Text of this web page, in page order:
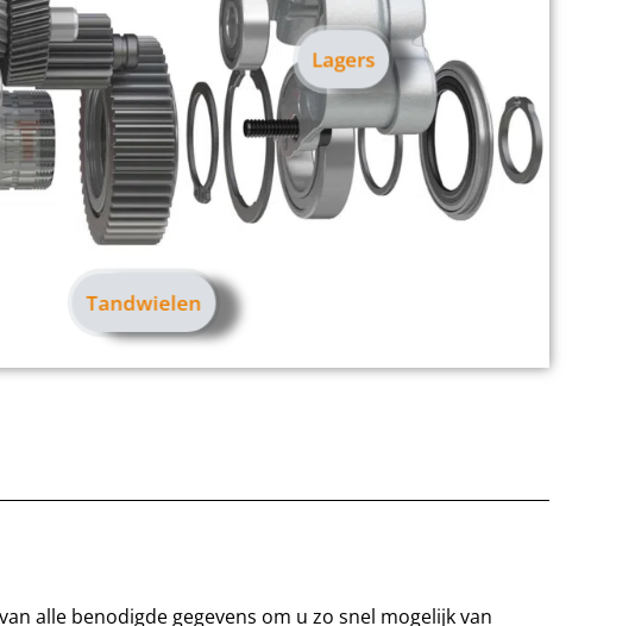
Lagers
Tandwielen
alle benodigde gegevens om u zo snel mogelijk van